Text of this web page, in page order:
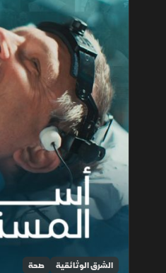
الشرق الوثائقية صحة